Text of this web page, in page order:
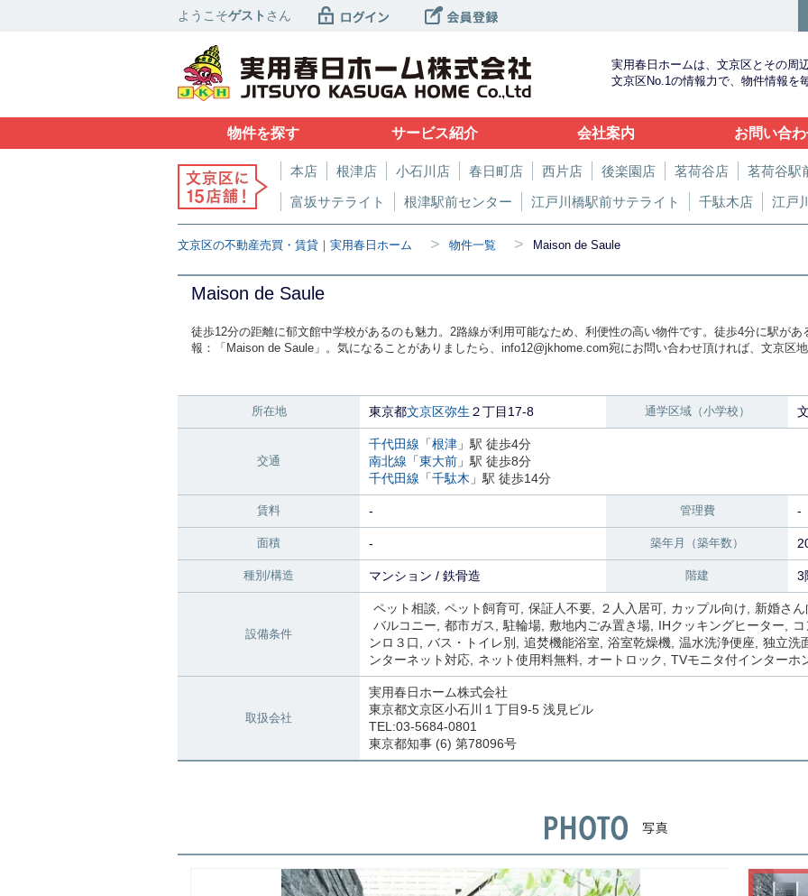
ようこそゲスト さん
実用春日ホームは、文京区とその周
文京区No.1の情報力で、物件情報を
物件を探す サービス紹介 会社案内 お問い合
本店 根津店 小石川店 春日町店 西片店 後楽園店 茗荷谷店 茗荷谷駅
富坂サテライト
根津駅前センター 江戸川橋駅前サテライト 千駄木店 江戸
文京区の不動産売買・賃貸｜実用春日ホーム > 物件一覧 > Maison de Saule
Maison de Saule
徒歩12分の距離に郁文館中学校があるのも魅力。2路線が利用可能なため、利便性の高い物件です。徒歩4分に駅が
報：「Maison de Saule」。気になることがありましたら、info12@jkhome.com宛にお問い合わせ頂ければ、文京区
所在地 東京都文京区弥生 ２丁目17-8 通学区域（小学校）
交通
千代田線 「根津 」駅 徒歩4分
南北線 「東大前 」駅 徒歩8分
千代田線 「千駄木 」駅 徒歩14分
賃料 - 管理費 -
面積 - 築年月（築年数）
種別/構造 マンション / 鉄骨造 階建 3
設備条件
ペット相談 ペット飼育可 保証人不要 ２人入居可 カップル向け 新婚さん
バルコニー
都市ガス 駐輪場 敷地内ごみ置き場 IHクッキングヒーター
ンロ３口
バス・トイレ別 追焚機能浴室 浴室乾燥機 温水洗浄便座 独立洗
ンターネット対応
ネット使用料無料 オートロック TVモニタ付インターホ
取扱会社
実用春日ホーム株式会社
東京都文京区小石川１丁目9-5 浅見ビル
TEL:03-5684-0801
東京都知事 (6) 第78096号